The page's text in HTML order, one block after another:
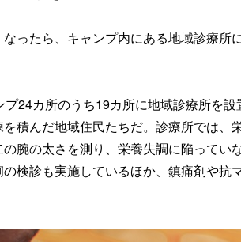
なったら、キャンプ内にある地域診療
プ24カ所のうち19カ所に地域診療所を
積んだ地域住民たちだ。診療所では、
腕の太さを測り、栄養失調に陥ってい
検診も実施しているほか、鎮痛剤や抗